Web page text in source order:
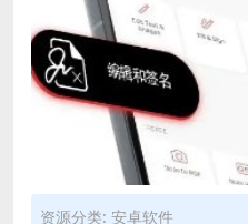
资源分类: 安卓软件